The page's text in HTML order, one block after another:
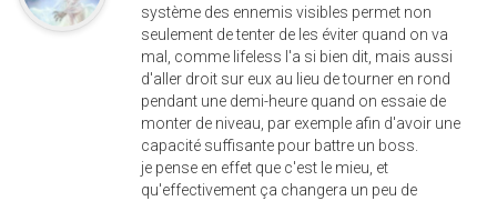
système des ennemis visibles permet non
seulement de tenter de les éviter quand on va
mal, comme lifeless l'a si bien dit, mais aussi
d'aller droit sur eux au lieu de tourner en rond
pendant une demi-heure quand on essaie de
monter de niveau, par exemple afin d'avoir une
capacité suffisante pour battre un boss.
je pense en effet que c'est le mieu, et
qu'effectivement ça changera un peu de